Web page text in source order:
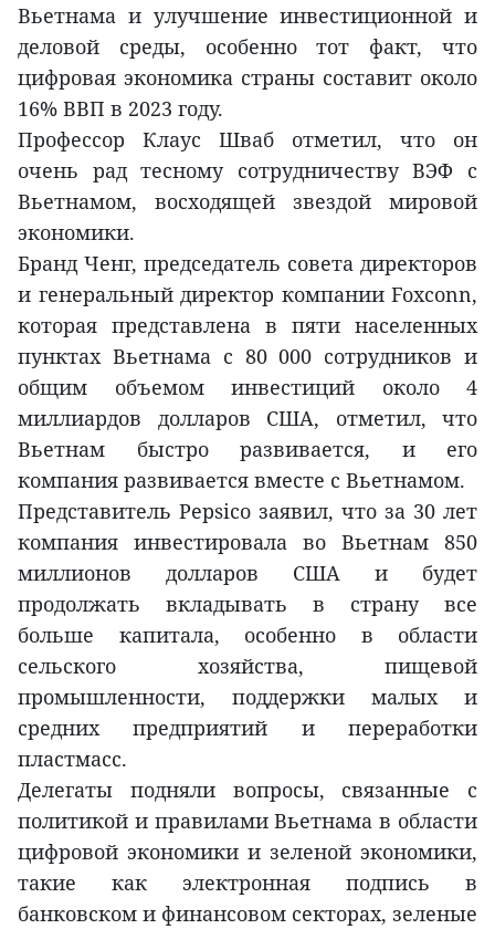
Вьетнама и улучшение инвестиционной и
деловой среды, особенно тот факт, что
цифровая экономика страны составит около
16% ВВП в 2023 году.
Профессор Клаус Шваб отметил, что он
очень рад тесному сотрудничеству ВЭФ с
Вьетнамом, восходящей звездой мировой
экономики.
Бранд Ченг, председатель совета директоров
и генеральный директор компании Foxconn,
которая представлена в пяти населенных
пунктах Вьетнама с 80 000 сотрудников и
общим объемом инвестиций около 4
миллиардов долларов США, отметил, что
Вьетнам быстро развивается, и его
компания развивается вместе с Вьетнамом.
Представитель Pepsico заявил, что за 30 лет
компания инвестировала во Вьетнам 850
миллионов долларов США и будет
продолжать вкладывать в страну все
больше капитала, особенно в области
сельского хозяйства, пищевой
промышленности, поддержки малых и
средних предприятий и переработки
пластмасс.
Делегаты подняли вопросы, связанные с
политикой и правилами Вьетнама в области
цифровой экономики и зеленой экономики,
такие как электронная подпись в
банковском и финансовом секторах, зеленые